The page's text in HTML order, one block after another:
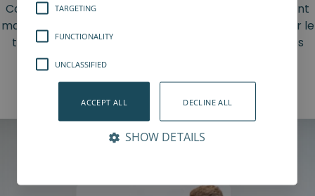
Contrairement aux effets souvent soulignés et souvent
mal compris de la robotique et de l’automatisation sur le
travail humain, les outils robotiques peuvent être des
moteurs du développement de carrière et de
l’épanouissement personnel des employés de
TARGETING
FUNCTIONALITY
UNCLASSIFIED
ACCEPT ALL DECLINE ALL
SHOW DETAILS